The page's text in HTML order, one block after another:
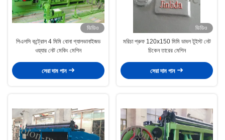
ভিডিও
পিএলসি কন্ট্রোল 4 মিমি বোনা গ্যালভানাইজড
ওয়্যার নেট মেকিং মেশিন
সেরা দাম পান
ভিডিও
মরিচা প্রুফ 120x150 মিমি ডাবল টুইস্ট নেট
চিকেন তারের মেশিন
সেরা দাম পান